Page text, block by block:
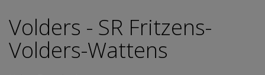
Volders - SR Fritzens-
Volders-Wattens